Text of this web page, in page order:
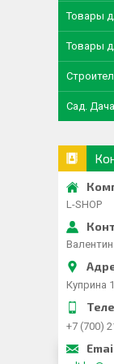
Товары
Товары
Сад.
L-SHOP
Валентин
Куприна
+7 (700)